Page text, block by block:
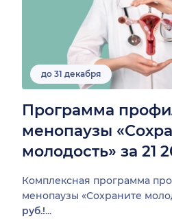
до 31 декабря
Программа
менопаузы
молодость» за 21
Комплексная программа
менопаузы «Сохраните
руб.!...